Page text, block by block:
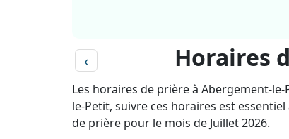
‹ Horaires
Les horaires de prière à Abergement-
le-Petit, suivre ces horaires est
de prière pour le mois de Juillet 2026.